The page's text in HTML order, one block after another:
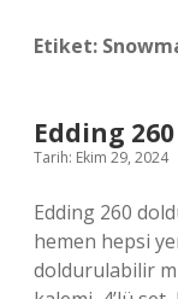
Etiket:
Edding
Tarih: Ekim 29, 2024
Edding 260
hemen hepsi
doldurulabilir